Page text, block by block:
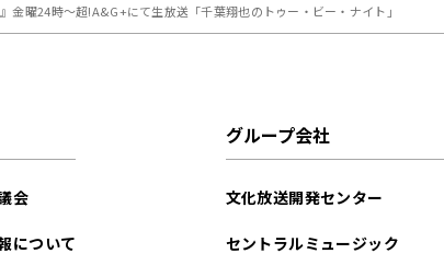
曜24時～超!A&G+にて生放送「千葉翔也のトゥー・ビー・ナイト」
会
について
グループ会社
文化放送開発センター
セントラルミュージック